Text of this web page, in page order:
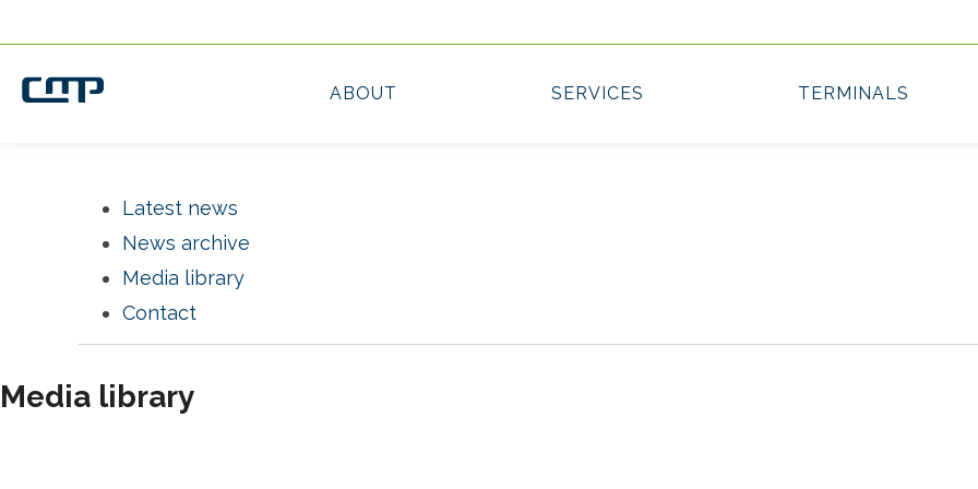
Latest news
News archive
Media library
Contact
Media library